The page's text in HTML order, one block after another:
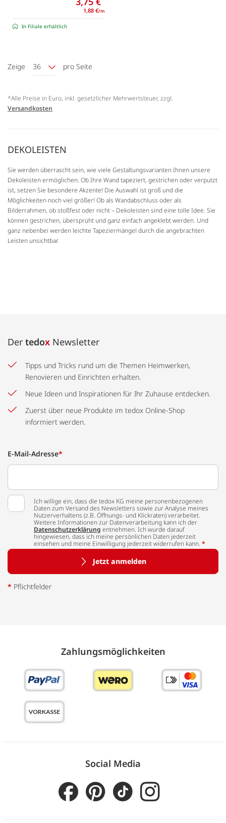
1,88 €/m
In Filiale erhältlich
Zeige 36 pro Seite
*Alle Preise in Euro, inkl. gesetzlicher Mehrwertsteuer, zzgl.
Versandkosten
DEKOLEISTEN
Sie werden überrascht sein, wie viele Gestaltungsvarianten Ihnen unsere
Dekoleisten ermöglichen. Ob Ihre Wand tapeziert, gestrichen oder verputzt
ist, setzen Sie besondere Akzente! Die Auswahl ist groß und die
Möglichkeiten noch viel größer! Ob als Wandabschluss oder als
Bilderrahmen, ob stoßfest oder nicht – Dekoleisten sind eine tolle Idee. Sie
können gestrichen, übersprüht und ganz einfach angeklebt werden. Und
ganz nebenbei werden leichte Tapeziermängel durch die angebrachten
Leisten unsichtbar.
Der tedox Newsletter
Tipps und Tricks rund um die Themen Heimwerken,
Renovieren und Einrichten erhalten.
Neue Ideen und Inspirationen für Ihr Zuhause entdecken.
Zuerst über neue Produkte im tedox Online-Shop
informiert werden.
E-Mail-Adresse*
Ich willige ein, dass die tedox KG meine personenbezogenen
Daten zum Versand des Newsletters sowie zur Analyse meines
Nutzerverhaltens (z.B. Öffnungs- und Klickraten) verarbeitet.
Weitere Informationen zur Datenverarbeitung kann ich der
Datenschutzerklärung entnehmen. Ich wurde darauf
hingewiesen, dass ich meine persönlichen Daten jederzeit
einsehen und meine Einwilligung jederzeit widerrufen kann. *
Jetzt anmelden
* Pflichtfelder
Zahlungs­möglich­keiten
Social Media